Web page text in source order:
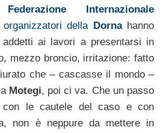
Federazione Internazionale
della Dornahanno
ai lavori a presentarsi in
mezzo broncio, irritazione: fatto
che – cascasse il mondo –
Motegi, poi ci va. Che un passo
le cautele del caso e con
non è neppure da mettere in